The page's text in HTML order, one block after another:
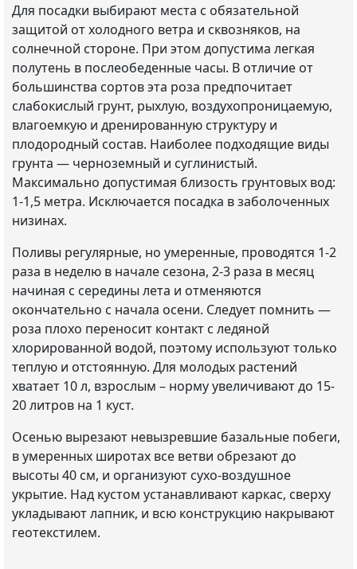
Для посадки выбирают места с обязательной
защитой от холодного ветра и сквозняков, на
солнечной стороне. При этом допустима легкая
полутень в послеобеденные часы. В отличие от
большинства сортов эта роза предпочитает
слабокислый грунт, рыхлую, воздухопроницаемую,
влагоемкую и дренированную структуру и
плодородный состав. Наиболее подходящие виды
грунта — черноземный и суглинистый.
Максимально допустимая близость грунтовых вод:
1-1,5 метра. Исключается посадка в заболоченных
низинах.
Поливы регулярные, но умеренные, проводятся 1-2
раза в неделю в начале сезона, 2-3 раза в месяц
начиная с середины лета и отменяются
окончательно с начала осени. Следует помнить —
роза плохо переносит контакт с ледяной
хлорированной водой, поэтому используют только
теплую и отстоянную. Для молодых растений
хватает 10 л, взрослым – норму увеличивают до 15-
20 литров на 1 куст.
Осенью вырезают невызревшие базальные побеги,
в умеренных широтах все ветви обрезают до
высоты 40 см, и организуют сухо-воздушное
укрытие. Над кустом устанавливают каркас, сверху
укладывают лапник, и всю конструкцию накрывают
геотекстилем.